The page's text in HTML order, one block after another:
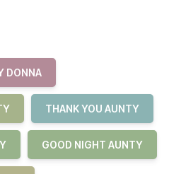
DONNA
THANK YOU AUNTY
GOOD NIGHT AUNTY